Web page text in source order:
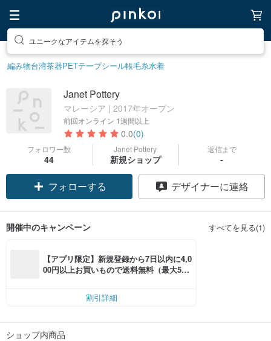
ユニークなアイテムを探そう
編み物台湾茶器PETテープシール帳毛糸水着
Janet Pottery
マレーシア | 2017年オープン
前回オンライン 1週間以上
0.0(0)
フォロワー数
44
Janet Pottery
新規ショップ
返信まで
-
フォローする デザイナーに連絡
開催中のキャンペーン すべてを見る(1)
【アプリ限定】新規登録から7日以内に4,0
00円以上お買いもので送料無料（最大500
割引詳細
ショップ内商品